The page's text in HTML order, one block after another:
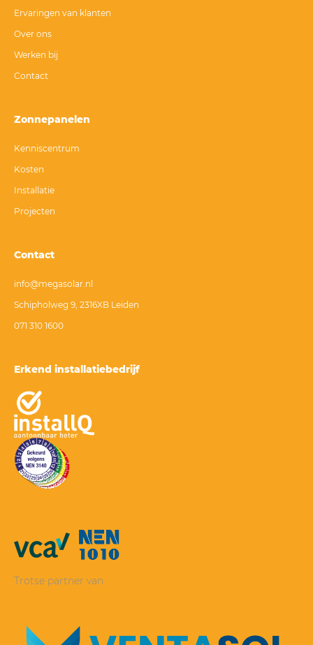
Ervaringen van klanten
Over ons
Werken bij
Contact
Zonnepanelen
Kenniscentrum
Kosten
Installatie
Projecten
Contact
info@megasolar.nl
Schipholweg 9, 2316XB Leiden
071 310 1600
Erkend installatiebedrijf
Trotse partner van